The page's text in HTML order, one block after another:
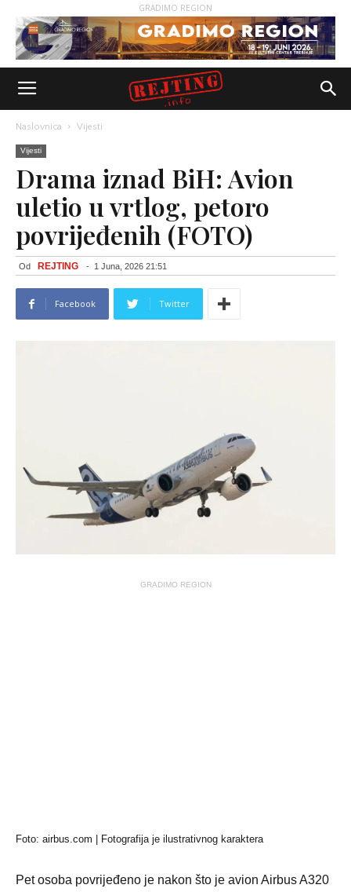
GRADIMO REGION
Naslovnica Vijesti
Vijesti
Drama iznad BiH: Avion
uletio u vrtlog, petoro
povrijeđenih (FOTO)
Od REJTING - 1 Juna, 2026 21:51
Facebook Twitter
GRADIMO REGION
Foto: airbus.com | Fotografija je ilustrativnog karaktera
Pet osoba povrijeđeno je nakon što je avion Airbus A320